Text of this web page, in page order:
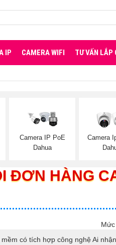
IP CAMERA WIFI TƯ VẤN LẮP
Camera IP PoE
Dahua
Camera
ĐƠN HÀNG
có tích hợp công nghệ Ai